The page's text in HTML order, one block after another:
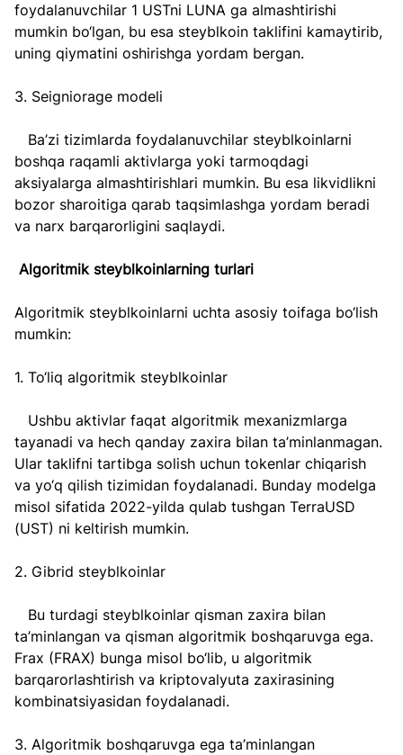
foydalanuvchilar 1 USTni LUNA ga almashtirishi
mumkin bo‘lgan, bu esa steyblkoin taklifini kamaytirib,
uning qiymatini oshirishga yordam bergan.
3. Seigniorage modeli
boshqa raqamli aktivlarga yoki tarmoqdagi
aksiyalarga almashtirishlari mumkin. Bu esa likvidlikni
bozor sharoitiga qarab taqsimlashga yordam beradi
va narx barqarorligini saqlaydi.
Algoritmik steyblkoinlarning turlari
Algoritmik steyblkoinlarni uchta asosiy toifaga bo‘lish
mumkin:
1. To‘liq algoritmik steyblkoinlar
tayanadi va hech qanday zaxira bilan ta’minlanmagan.
Ular taklifni tartibga solish uchun tokenlar chiqarish
va yo‘q qilish tizimidan foydalanadi. Bunday modelga
misol sifatida 2022-yilda qulab tushgan TerraUSD
(UST) ni keltirish mumkin.
2. Gibrid steyblkoinlar
ta’minlangan va qisman algoritmik boshqaruvga ega.
Frax (FRAX) bunga misol bo‘lib, u algoritmik
barqarorlashtirish va kriptovalyuta zaxirasining
kombinatsiyasidan foydalanadi.
3. Algoritmik boshqaruvga ega ta’minlangan